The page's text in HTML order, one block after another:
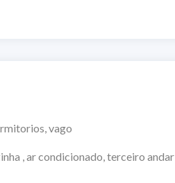
vago
terceiro andar